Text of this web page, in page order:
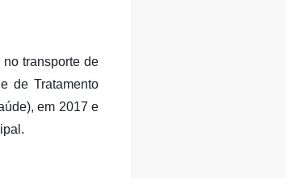
transporte de
de Tratamento
em 2017 e